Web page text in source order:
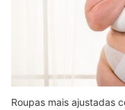
Roupas mais ajustadas